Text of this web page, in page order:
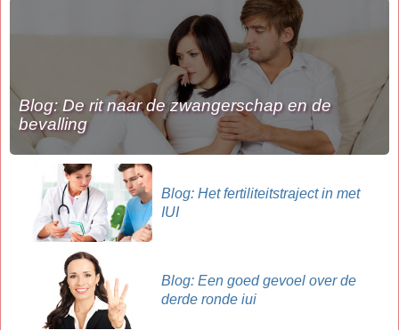
Blog: De rit naar de zwangerschap en de
bevalling
Blog: Het fertiliteitstraject in met
IUI
Blog: Een goed gevoel over de
derde ronde iui